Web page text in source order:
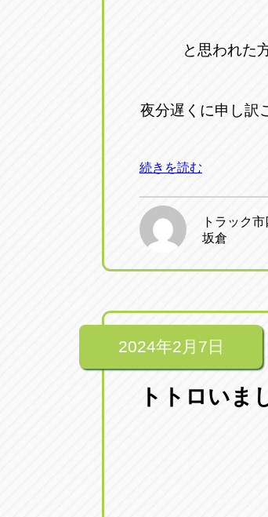
と思われた
夜分遅くに申し訳
続きを読む
トラック
坂倉
2024年2月7日
トトロいま